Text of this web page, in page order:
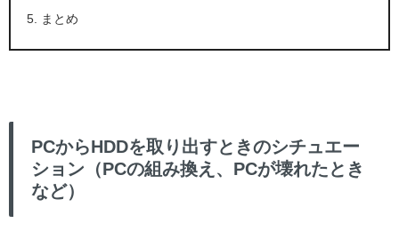
まとめ
PCからHDDを取り出すときのシチュエー
ション（PCの組み換え、PCが壊れたとき
など）